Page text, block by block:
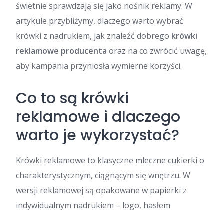
świetnie sprawdzają się jako nośnik reklamy. W
artykule przybliżymy, dlaczego warto wybrać
krówki z nadrukiem, jak znaleźć dobrego krówki
reklamowe producenta oraz na co zwrócić uwagę,
aby kampania przyniosła wymierne korzyści.
Co to są krówki
reklamowe i dlaczego
warto je wykorzystać?
Krówki reklamowe to klasyczne mleczne cukierki o
charakterystycznym, ciągnącym się wnętrzu. W
wersji reklamowej są opakowane w papierki z
indywidualnym nadrukiem – logo, hasłem